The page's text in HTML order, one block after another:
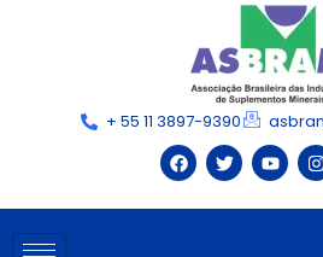
+ 55 11 3897-9390